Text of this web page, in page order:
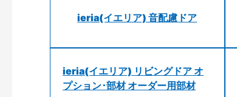
ieria(イエリア) 音配慮ドア
ieria(イエリア) リビングドア オ
プション･部材 オーダー用部材